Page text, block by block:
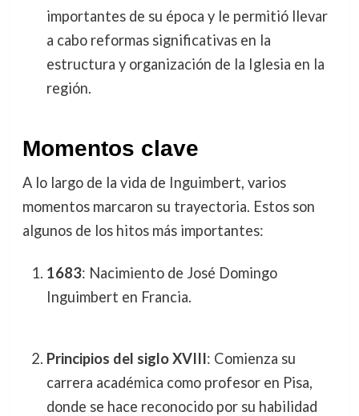
importantes de su época y le permitió llevar
a cabo reformas significativas en la
estructura y organización de la Iglesia en la
región.
Momentos clave
A lo largo de la vida de Inguimbert, varios
momentos marcaron su trayectoria. Estos son
algunos de los hitos más importantes:
1683: Nacimiento de José Domingo
Inguimbert en Francia.
Principios del siglo XVIII: Comienza su
carrera académica como profesor en Pisa,
donde se hace reconocido por su habilidad